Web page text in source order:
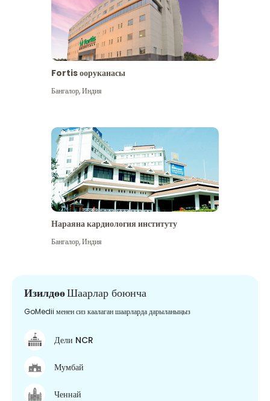
Fortis ооруканасы
Бангалор,Индия
Нараяна кардиология институту
Бангалор,Индия
ИзилдөөШаарлар боюнча
GoMedii менен сиз каалаган шаарларда дарыланыңыз
Дели NCR
Мумбай
Ченнай